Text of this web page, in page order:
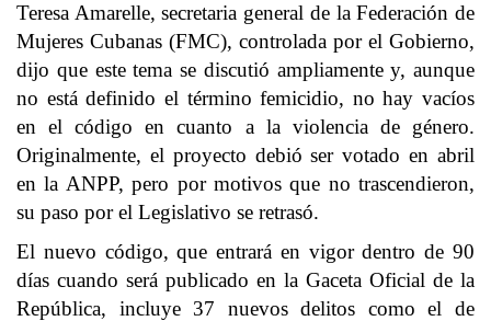
Teresa Amarelle, secretaria general de la Federación de
Mujeres Cubanas (FMC), controlada por el Gobierno,
dijo que este tema se discutió ampliamente y, aunque
no está definido el término femicidio, no hay vacíos
en el código en cuanto a la violencia de género.
Originalmente, el proyecto debió ser votado en abril
en la ANPP, pero por motivos que no trascendieron,
su paso por el Legislativo se retrasó.
El nuevo código, que entrará en vigor dentro de 90
días cuando será publicado en la Gaceta Oficial de la
República, incluye 37 nuevos delitos como el de